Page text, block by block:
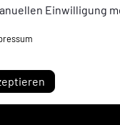
Einwilligung